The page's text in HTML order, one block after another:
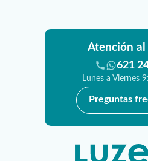
Atención
621
Lunes a Viernes
Preguntas